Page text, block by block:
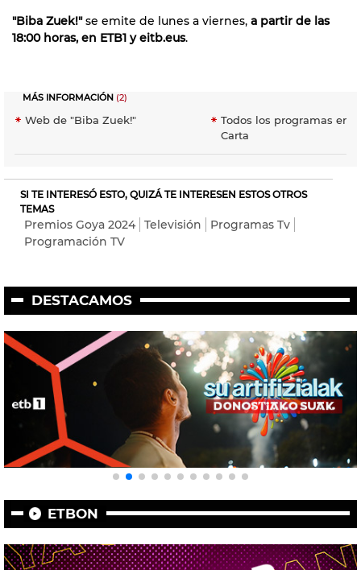
"Biba Zuek!"se emite de lunes a viernes, a partir de las
18:00 horas, en ETB1 y eitb.eus.
MÁS INFORMACIÓN (2)
Web de "Biba Zuek!"
Todos los programas en
Carta
SI TE INTERESÓ ESTO, QUIZÁ TE INTERESEN ESTOS OTROS
TEMAS
Premios Goya 2024 Televisión
Programas Tv
Programación TV
DESTACAMOS
ETBON